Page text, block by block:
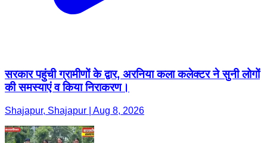
सरकार पहुंची ग्रामीणों के द्वार, अरनिया कला कलेक्टर ने सुनी लोगों
की समस्याएं व किया निराकरण।
Shajapur, Shajapur | Aug 8, 2026